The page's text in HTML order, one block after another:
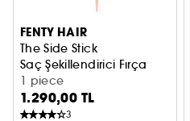
FENTY HAIR
The Side Stick
Saç Şekillendirici Fırça
1 piece
1.290,00 TL
3